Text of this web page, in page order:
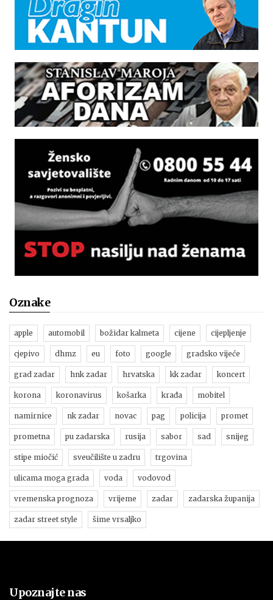
Oznake
apple automobil božidar kalmeta cijene cijepljenje
cjepivo dhmz eu foto google gradsko vijeće
grad zadar hnk zadar hrvatska kk zadar koncert
korona koronavirus košarka krađa mobitel
namirnice nk zadar novac pag policija promet
prometna pu zadarska rusija sabor sad snijeg
stipe miočić sveučilište u zadru trgovina
ulicama moga grada voda vodovod
vremenska prognoza vrijeme zadar zadarska županija
zadar street style šime vrsaljko
Upoznajte nas